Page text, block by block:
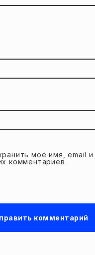
моё имя, email
комментариев.